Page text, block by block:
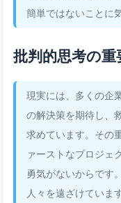
簡単ではないことに
批判的思考の重
現実には、多くの企
の解決策を期待し、
求めています。その
ァーストなプロジェ
勇気がないからです
人々を遠ざけていま